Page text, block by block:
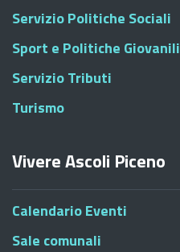
Servizio Politiche Sociali
Sport e Politiche Giovanili
Servizio Tributi
Turismo
Vivere Ascoli Piceno
Calendario Eventi
Sale comunali